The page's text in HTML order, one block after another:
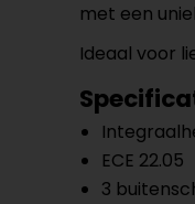
met een
Ideaal voor
ECE 22.05
3